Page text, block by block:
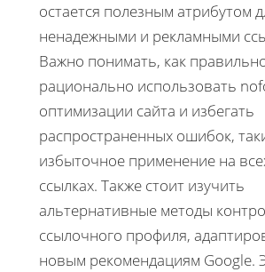
остается полезным атрибутом
ненадежными и рекламными
Важно понимать, как
рационально использовать
оптимизации сайта и избегать
распространенных ошибок,
избыточное применение на
ссылках. Также стоит изучить
альтернативные методы
ссылочного профиля,
новым рекомендациям Google.